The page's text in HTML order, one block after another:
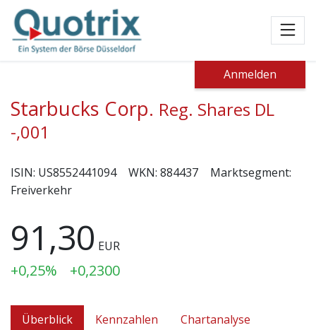
Anmelden
Starbucks Corp. Reg. Shares DL
-,001
ISIN: US8552441094 WKN: 884437
Marktsegment:
Freiverkehr
91,30 EUR
+0,25% +0,2300
Überblick Kennzahlen
Chartanalyse